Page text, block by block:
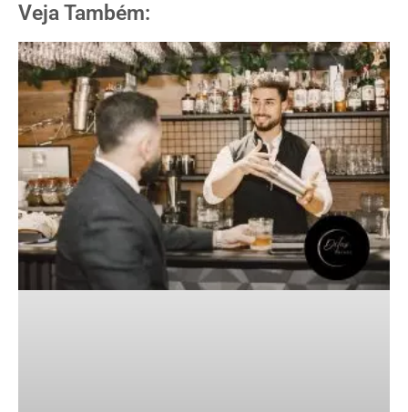
Veja Também: